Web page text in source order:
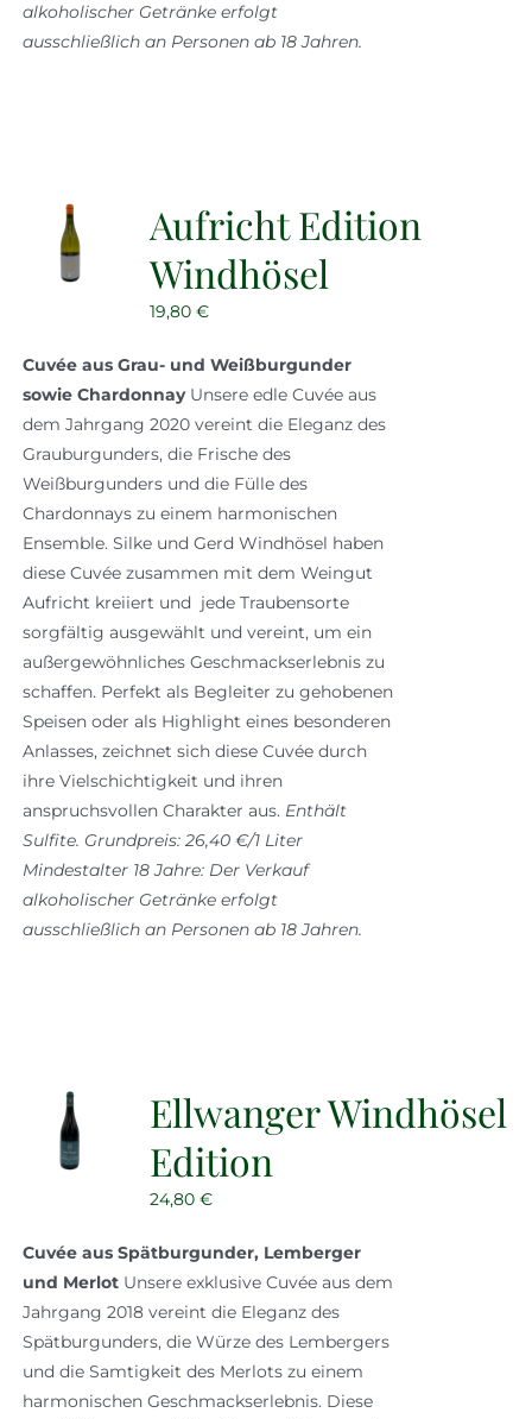
alkoholischer Getränke erfolgt
ausschließlich an Personen ab 18 Jahren.
Aufricht Edition
Windhösel
19,80 €
Cuvée aus Grau- und Weißburgunder
sowie ChardonnayUnsere edle Cuvée aus
dem Jahrgang 2020 vereint die Eleganz des
Grauburgunders, die Frische des
Weißburgunders und die Fülle des
Chardonnays zu einem harmonischen
Ensemble. Silke und Gerd Windhösel haben
diese Cuvée zusammen mit dem Weingut
Aufricht kreiiert und jede Traubensorte
sorgfältig ausgewählt und vereint, um ein
außergewöhnliches Geschmackserlebnis zu
schaffen. Perfekt als Begleiter zu gehobenen
Speisen oder als Highlight eines besonderen
Anlasses, zeichnet sich diese Cuvée durch
ihre Vielschichtigkeit und ihren
anspruchsvollen Charakter aus. Enthält
Sulfite. Grundpreis: 26,40 €/1 Liter
Mindestalter 18 Jahre: Der Verkauf
alkoholischer Getränke erfolgt
ausschließlich an Personen ab 18 Jahren.
Ellwanger Windhösel
Edition
24,80 €
Cuvée aus Spätburgunder, Lemberger
und MerlotUnsere exklusive Cuvée aus dem
Jahrgang 2018 vereint die Eleganz des
Spätburgunders, die Würze des Lembergers
und die Samtigkeit des Merlots zu einem
harmonischen Geschmackserlebnis. Diese